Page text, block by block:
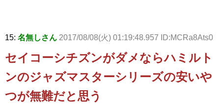
15: 名無しさん 2017/08/08(火) 01:19:48.957 ID:MCRa8Ats0
セイコーシチズンがダメならハミルト
ンのジャズマスターシリーズの安いや
つが無難だと思う